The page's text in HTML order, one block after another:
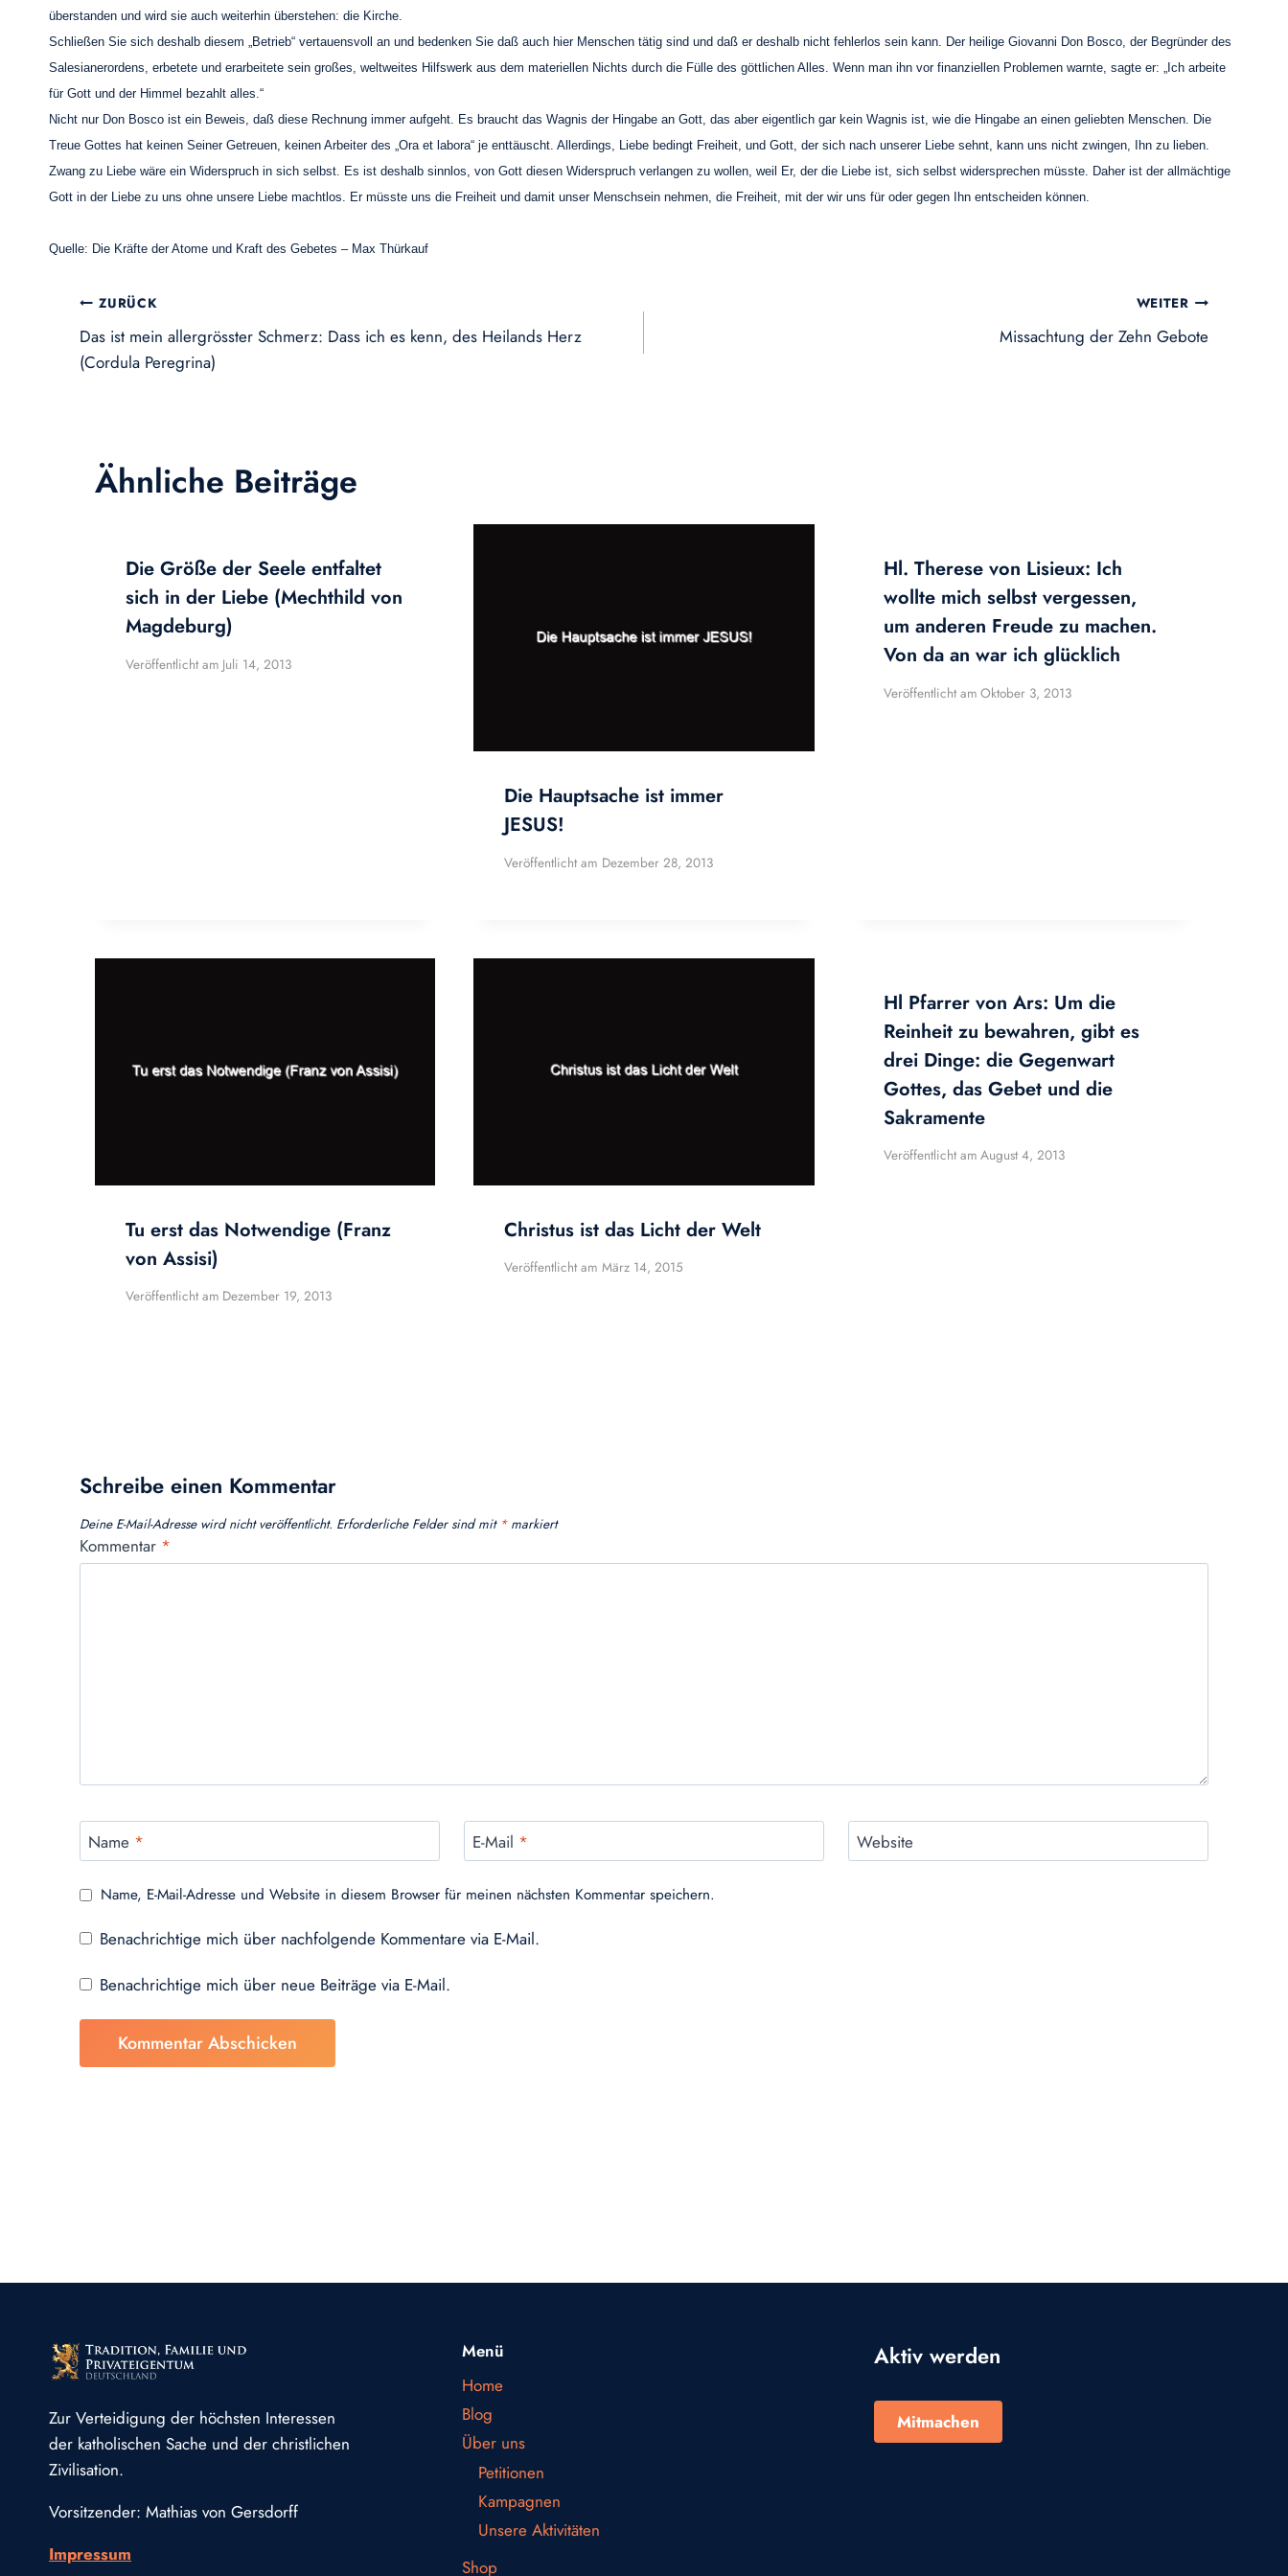
überstanden und wird sie auch weiterhin überstehen: die Kirche.
Schließen Sie sich deshalb diesem „Betrieb“ vertauensvoll an und bedenken Sie daß auch hier Menschen tätig sind und daß er deshalb nicht fehlerlos sein kann. Der heilige Giovanni Don Bosco, der Begründer des
Salesianerordens, erbetete und erarbeitete sein großes, weltweites Hilfswerk aus dem materiellen Nichts durch die Fülle des göttlichen Alles. Wenn man ihn vor finanziellen Problemen warnte, sagte er: „Ich arbeite
für Gott und der Himmel bezahlt alles.“
Nicht nur Don Bosco ist ein Beweis, daß diese Rechnung immer aufgeht. Es braucht das Wagnis der Hingabe an Gott, das aber eigentlich gar kein Wagnis ist, wie die Hingabe an einen geliebten Menschen. Die
Treue Gottes hat keinen Seiner Getreuen, keinen Arbeiter des „Ora et labora“ je enttäuscht. Allerdings, Liebe bedingt Freiheit, und Gott, der sich nach unserer Liebe sehnt, kann uns nicht zwingen, Ihn zu lieben.
Zwang zu Liebe wäre ein Widerspruch in sich selbst. Es ist deshalb sinnlos, von Gott diesen Widerspruch verlangen zu wollen, weil Er, der die Liebe ist, sich selbst widersprechen müsste. Daher ist der allmächtige
Gott in der Liebe zu uns ohne unsere Liebe machtlos. Er müsste uns die Freiheit und damit unser Menschsein nehmen, die Freiheit, mit der wir uns für oder gegen Ihn entscheiden können.
Quelle: Die Kräfte der Atome und Kraft des Gebetes – Max Thürkauf
Beitragsnavigation
ZURÜCK
Das ist mein allergrösster Schmerz: Dass ich es kenn, des Heilands Herz
(Cordula Peregrina)
WEITER
Missachtung der Zehn Gebote
Ähnliche Beiträge
Die Größe der Seele entfaltet
sich in der Liebe (Mechthild von
Magdeburg)
Veröffentlicht am Juli 14, 2013
Die Hauptsache ist immer
JESUS!
Veröffentlicht am Dezember 28, 2013
Hl. Therese von Lisieux: Ich
wollte mich selbst vergessen,
um anderen Freude zu machen.
Von da an war ich glücklich
Veröffentlicht am Oktober 3, 2013
Tu erst das Notwendige (Franz
von Assisi)
Veröffentlicht am Dezember 19, 2013
Christus ist das Licht der Welt
Veröffentlicht am März 14, 2015
Hl Pfarrer von Ars: Um die
Reinheit zu bewahren, gibt es
drei Dinge: die Gegenwart
Gottes, das Gebet und die
Sakramente
Veröffentlicht am August 4, 2013
Schreibe einen Kommentar
Deine E-Mail-Adresse wird nicht veröffentlicht. Erforderliche Felder sind mit *markiert
Kommentar *
Name * E-Mail * Website
Name, E-Mail-Adresse und Website in diesem Browser für meinen nächsten Kommentar speichern.
Benachrichtige mich über nachfolgende Kommentare via E-Mail.
Benachrichtige mich über neue Beiträge via E-Mail.
Zur Verteidigung der höchsten Interessen
der katholischen Sache und der christlichen
Zivilisation.
Vorsitzender: Mathias von Gersdorff
Impressum
Menü
Home
Blog
Über uns
Petitionen
Kampagnen
Unsere Aktivitäten
Shop
Aktiv werden
Mitmachen